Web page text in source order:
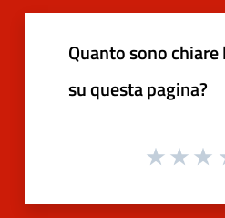
Quanto sono
su questa pagina?